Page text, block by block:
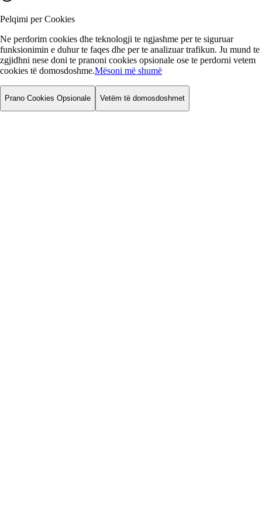
Pelqimi per Cookies
Ne perdorim cookies dhe teknologji te ngjashme per te siguruar
funksionimin e duhur te faqes dhe per te analizuar trafikun. Ju mund te
zgjidhni nese doni te pranoni cookies opsionale ose te perdorni vetem
cookies të domosdoshme.Mësoni më shumë
Prano Cookies Opsionale Vetëm të domosdoshmet